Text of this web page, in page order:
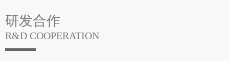
R&D COOPERATION
研发合作